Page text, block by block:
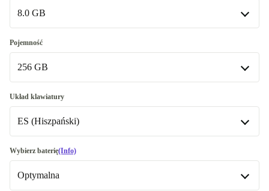
Bardzo dobry +86,01 zł
Doskonały
8.0 GB
8.0 GB
16.0 GB +214,01 zł
Pojemność
256 GB
256 GB
Dostępne w innych wariantach
512 GB
Układ klawiatury
ES (Hiszpański)
IT (Włoski)
DE (Niemiecki)
Wybierz baterię(Info)
Optymalna